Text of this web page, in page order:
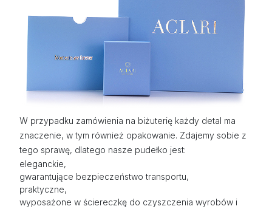
W przypadku zamówienia na biżuterię każdy detal ma
znaczenie, w tym również opakowanie. Zdajemy sobie z
tego sprawę, dlatego nasze pudełko jest:
eleganckie,
gwarantujące bezpieczeństwo transportu,
praktyczne,
wyposażone w ściereczkę do czyszczenia wyrobów i